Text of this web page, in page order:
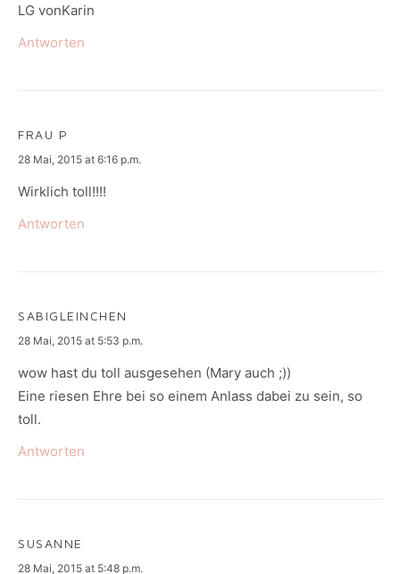
LG vonKarin
Antworten
FRAU P
says:
28 Mai, 2015 at 6:16 p.m.
Wirklich toll!!!!
Antworten
SABIGLEINCHEN
says:
28 Mai, 2015 at 5:53 p.m.
wow hast du toll ausgesehen (Mary auch ;))
Eine riesen Ehre bei so einem Anlass dabei zu sein, so
toll.
Antworten
SUSANNE
says:
28 Mai, 2015 at 5:48 p.m.